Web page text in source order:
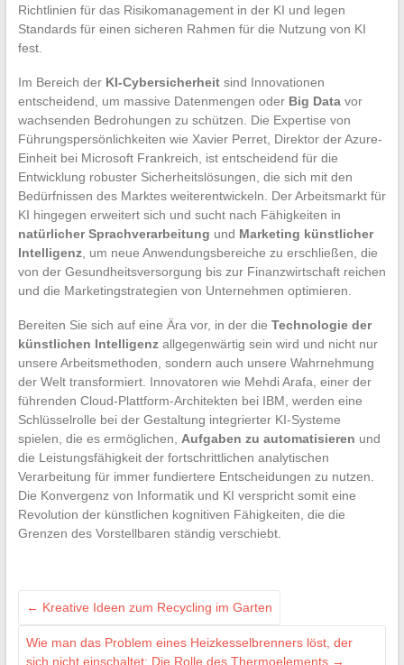
Richtlinien für das Risikomanagement in der KI und legen
Standards für einen sicheren Rahmen für die Nutzung von KI
fest.
Im Bereich der KI-Cybersicherheitsind Innovationen
entscheidend, um massive Datenmengen oder Big Datavor
wachsenden Bedrohungen zu schützen. Die Expertise von
Führungspersönlichkeiten wie Xavier Perret, Direktor der Azure-
Einheit bei Microsoft Frankreich, ist entscheidend für die
Entwicklung robuster Sicherheitslösungen, die sich mit den
Bedürfnissen des Marktes weiterentwickeln. Der Arbeitsmarkt für
KI hingegen erweitert sich und sucht nach Fähigkeiten in
natürlicher Sprachverarbeitung und Marketing künstlicher
Intelligenz, um neue Anwendungsbereiche zu erschließen, die
von der Gesundheitsversorgung bis zur Finanzwirtschaft reichen
und die Marketingstrategien von Unternehmen optimieren.
Bereiten Sie sich auf eine Ära vor, in der die Technologie der
künstlichen Intelligenzallgegenwärtig sein wird und nicht nur
unsere Arbeitsmethoden, sondern auch unsere Wahrnehmung
der Welt transformiert. Innovatoren wie Mehdi Arafa, einer der
führenden Cloud-Plattform-Architekten bei IBM, werden eine
Schlüsselrolle bei der Gestaltung integrierter KI-Systeme
spielen, die es ermöglichen, Aufgaben zu automatisieren und
die Leistungsfähigkeit der fortschrittlichen analytischen
Verarbeitung für immer fundiertere Entscheidungen zu nutzen.
Die Konvergenz von Informatik und KI verspricht somit eine
Revolution der künstlichen kognitiven Fähigkeiten, die die
Grenzen des Vorstellbaren ständig verschiebt.
← Kreative Ideen zum Recycling im Garten
Wie man das Problem eines Heizkesselbrenners löst, der
sich nicht einschaltet: Die Rolle des Thermoelements →